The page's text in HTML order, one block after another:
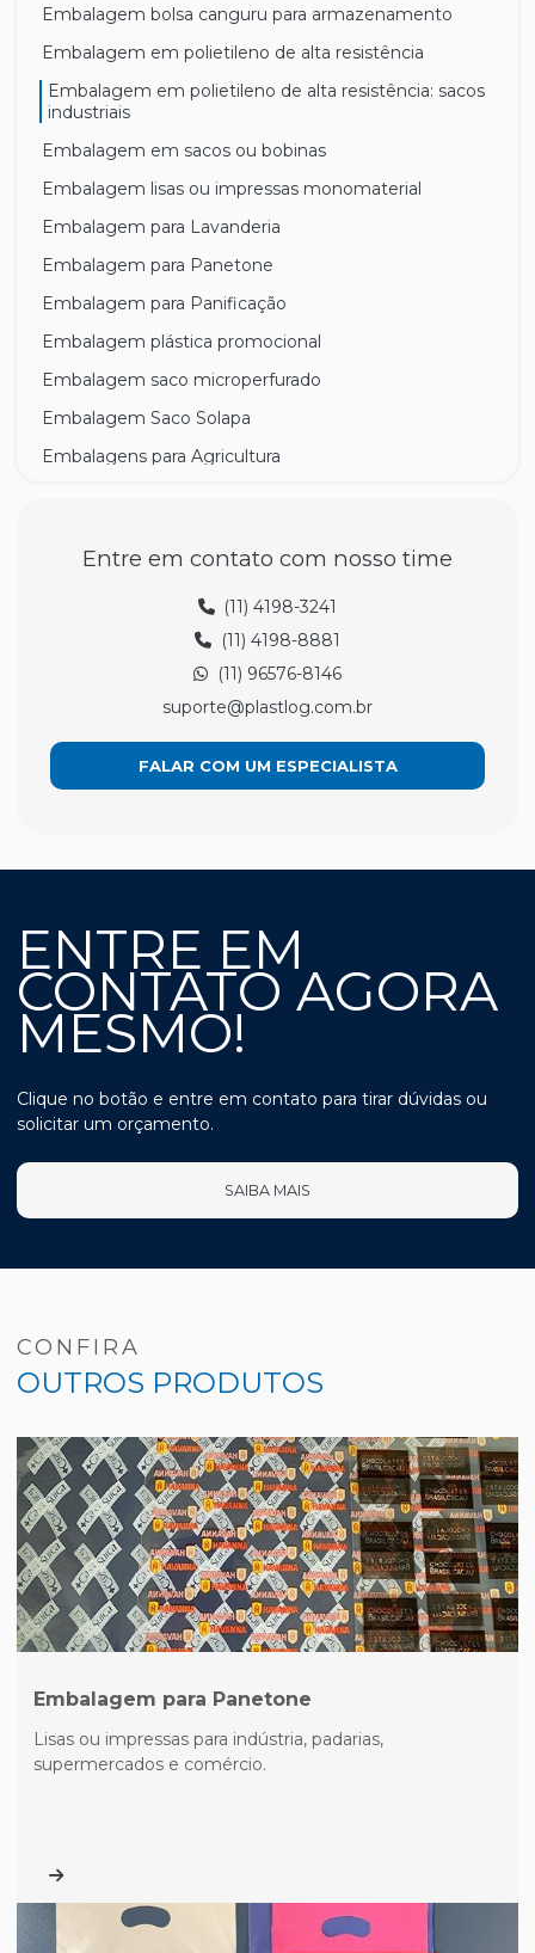
Embalagem bolsa canguru para armazenamento
Embalagem em polietileno de alta resistência
Embalagem em polietileno de alta resistência: sacos
industriais
Embalagem em sacos ou bobinas
Embalagem lisas ou impressas monomaterial
Embalagem para Lavanderia
Embalagem para Panetone
Embalagem para Panificação
Embalagem plástica promocional
Embalagem saco microperfurado
Embalagem Saco Solapa
Embalagens para Agricultura
Entre em contato com nosso time
(11) 4198-3241
(11) 4198-8881
(11) 96576-8146
suporte@plastlog.com.br
FALAR COM UM ESPECIALISTA
ENTRE EM
CONTATO AGORA
MESMO!
Clique no botão e entre em contato para tirar dúvidas ou
solicitar um orçamento.
SAIBA MAIS
CONFIRA
OUTROS PRODUTOS
Embalagem para Panetone
Lisas ou impressas para indústria, padarias,
supermercados e comércio.